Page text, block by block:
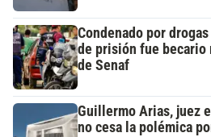
Condenado por
de prisión fue becario
de Senaf
Guillermo Arias, juez
no cesa la polémica